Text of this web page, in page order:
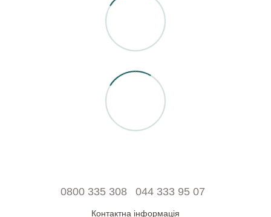
0800 335 308 044 333 95 07
Контактна інформація